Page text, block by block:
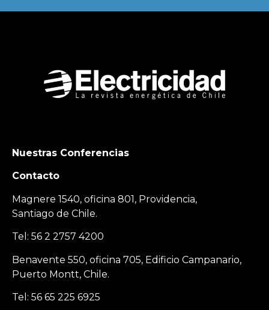
Nuestras Conferencias
Contacto
Magnere 1540, oficina 801, Providencia,
Santiago de Chile.
Tel: 56 2 2757 4200
Benavente 550, oficina 705, Edificio Campanario,
Puerto Montt, Chile.
Tel: 56 65 225 6925